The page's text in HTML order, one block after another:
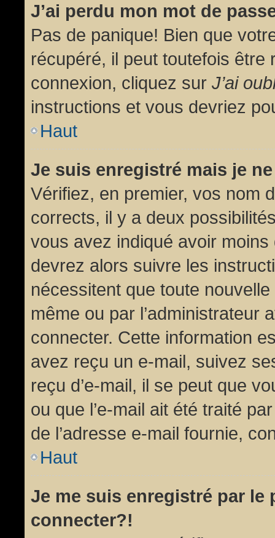
J’ai perdu mon mot de
Pas de panique! Bien que
récupéré, il peut toutefois être
connexion, cliquez sur J’ai
instructions et vous devriez
Haut
Je suis enregistré mais je
Vérifiez, en premier, vos nom
corrects, il y a deux
vous avez indiqué avoir
devrez alors suivre les
nécessitent que toute
même ou par l’administrateur
connecter. Cette information
avez reçu un e-mail, suivez
reçu d’e-mail, il se peut que
ou que l’e-mail ait été traité
de l’adresse e-mail fournie,
Haut
Je me suis enregistré par le
connecter?!